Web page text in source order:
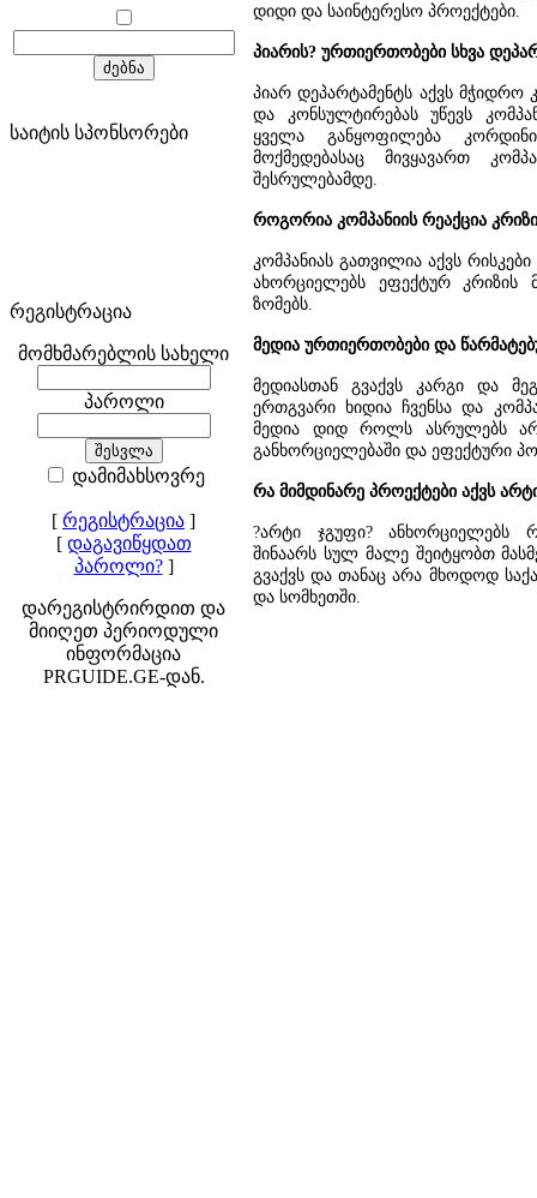
საიტის სპონსორები
რეგისტრაცია
მომხმარებლის სახელი
პაროლი
დამიმახსოვრე
[ რეგისტრაცია ]
[ დაგავიწყდათ
პაროლი?]
დარეგისტრირდით და
მიიღეთ პერიოდული
ინფორმაცია
PRGUIDE.GE-დან.
დიდი და საინტერესო პროექტები.
პიარის? ურთიერთობები სხვა
პიარ დეპარტამენტს აქვს მჭიდრო
და კონსულტირებას უწევს
ყველა განყოფილება
მოქმედებასაც მივყავართ
შესრულებამდე.
როგორია კომპანიის რეაქცია
კომპანიას გათვილია აქვს
ახორციელებს ეფექტურ კრიზის
ზომებს.
მედია ურთიერთობები და
მედიასთან გვაქვს კარგი და
ერთგვარი ხიდია ჩვენსა და
მედია დიდ როლს ასრულებს
განხორციელებაში და ეფექტური
რა მიმდინარე პროექტები აქვს
?არტი ჯგუფი? ანხორციელებს
შინაარს სულ მალე შეიტყობთ
გვაქვს და თანაც არა მხოდოდ
და სომხეთში.